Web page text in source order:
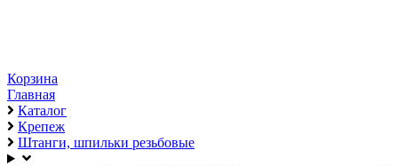
Корзина
Главная
Каталог
Крепеж
Штанги, шпильки резьбовые